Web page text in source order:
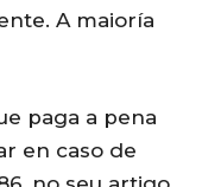
A maioría
paga a pena
en caso de